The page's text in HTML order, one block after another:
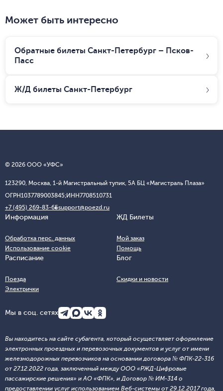
Может быть интересно
Обратные билеты Санкт-Петербург – Псков-
Пасс
Ж/Д билеты Санкт-Петербург
© 2026 ООО «УФС»
123290, Москва, 1-й Магистральный тупик, 5А БЦ «Магистраль Плаза»
ОГРН1037789003845;ИНН7708510731
+7 (495) 269-83-65support@poezd.ru
Информация
Обработка перс. данных
Использование cookie
ЖД Билеты
Мой заказ
Помощь
Расписание
Поезда
Электрички
Блог
Скидки и новости
Мы в соц. сетях
Вы находитесь на сайте субагента, который осуществляет оформление
электронных проездных и перевозочных документов и услуг от имени
железнодорожных перевозчиков на основании договора № ФПК-22-316
от 27.12.2022 года, заключенный между ООО «РЖД-Цифровые
пассажирские решения» и АО «ФПК», и Договор № ИМ-314 о
предоставлении услуг использованием Веб-системы от 29.12.2017 года,